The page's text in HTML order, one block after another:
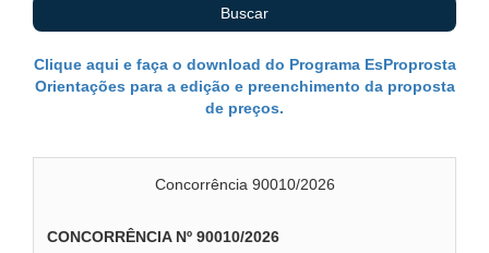
Buscar
Clique aqui e faça o download do Programa EsProprosta
Orientações para a edição e preenchimento da proposta
de preços.
Concorrência 90010/2026
CONCORRÊNCIA Nº 90010/2026